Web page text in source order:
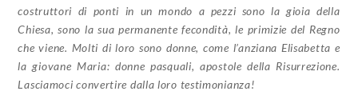
costruttori di ponti in un mondo a pezzi sono la gioia della
Chiesa, sono la sua permanente fecondità, le primizie del Regno
che viene. Molti di loro sono donne, come l’anziana Elisabetta e
la giovane Maria: donne pasquali, apostole della Risurrezione.
Lasciamoci convertire dalla loro testimonianza!